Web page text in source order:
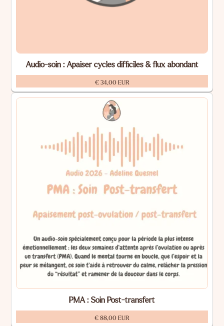
Audio-soin : Apaiser cycles difficiles & flux abondant
€ 34,00 EUR
PMA : Soin Post-transfert
€ 88,00 EUR